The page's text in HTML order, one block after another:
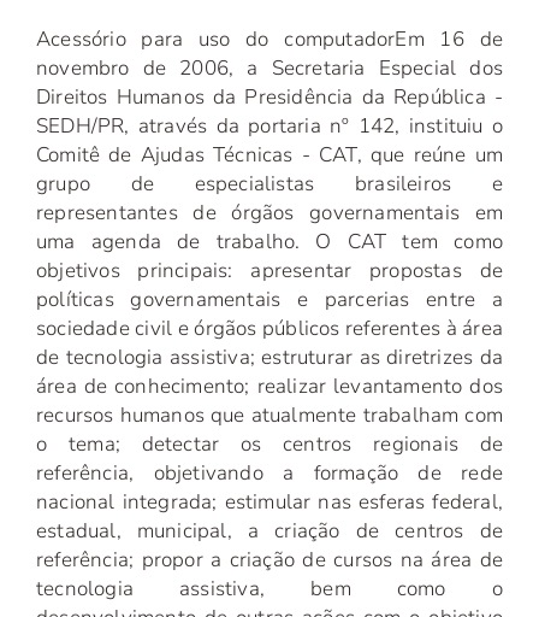
Acessório para uso do computadorEm 16 de
novembro de 2006, a Secretaria Especial dos
Direitos Humanos da Presidência da República -
SEDH/PR, através da portaria nº 142, instituiu o
Comitê de Ajudas Técnicas - CAT, que reúne um
grupo de especialistas brasileiros e
representantes de órgãos governamentais em
uma agenda de trabalho. O CAT tem como
objetivos principais: apresentar propostas de
políticas governamentais e parcerias entre a
sociedade civil e órgãos públicos referentes à área
de tecnologia assistiva; estruturar as diretrizes da
área de conhecimento; realizar levantamento dos
recursos humanos que atualmente trabalham com
o tema; detectar os centros regionais de
referência, objetivando a formação de rede
nacional integrada; estimular nas esferas federal,
estadual, municipal, a criação de centros de
referência; propor a criação de cursos na área de
tecnologia assistiva, bem como o